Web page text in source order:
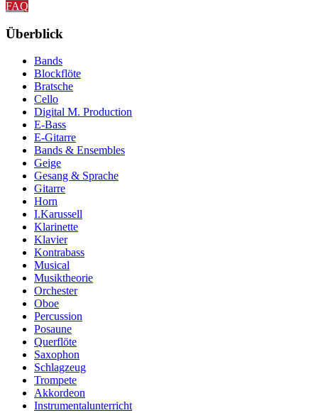
FAQ
Überblick
Bands
Blockflöte
Bratsche
Cello
Digital M. Production
E-Bass
E-Gitarre
Bands & Ensembles
Geige
Gesang & Sprache
Gitarre
Horn
I.Karussell
Klarinette
Klavier
Kontrabass
Musical
Musiktheorie
Orchester
Oboe
Percussion
Posaune
Querflöte
Saxophon
Schlagzeug
Trompete
Akkordeon
Instrumentalunterricht